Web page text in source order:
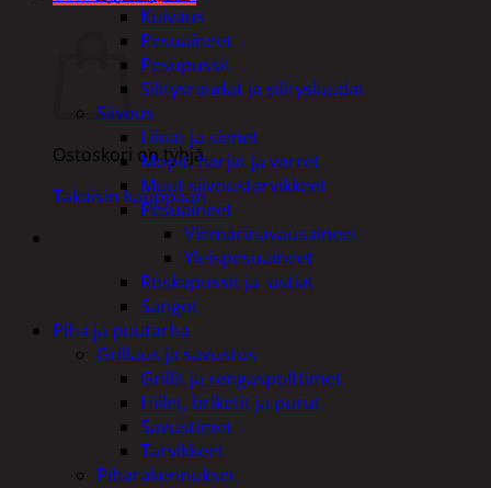
Ostoskori on tyhjä.
Takaisin kauppaan
Kuivaus
Pesuaineet
Pesupussit
Silitysraudat ja silityslaudat
Siivous
Liinat ja sienet
Mopit, harjat ja varret
Muut siivoustarvikkeet
Pesuaineet
Viemärinavausaineet
Yleispesuaineet
Roskapussit ja -astiat
Sangot
Piha ja puutarha
Grillaus ja savustus
Grillit ja rengaspolttimet
Hiilet, briketit ja purut
Savustimet
Tarvikkeet
Piharakennukset